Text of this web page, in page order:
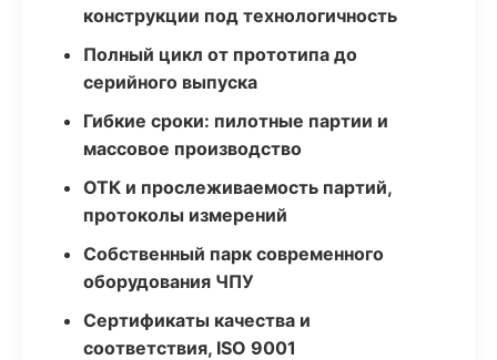
конструкции под технологичность
Полный цикл от прототипа до
серийного выпуска
Гибкие сроки: пилотные партии и
массовое производство
ОТК и прослеживаемость партий,
протоколы измерений
Собственный парк современного
оборудования ЧПУ
Сертификаты качества и
соответствия, ISO 9001